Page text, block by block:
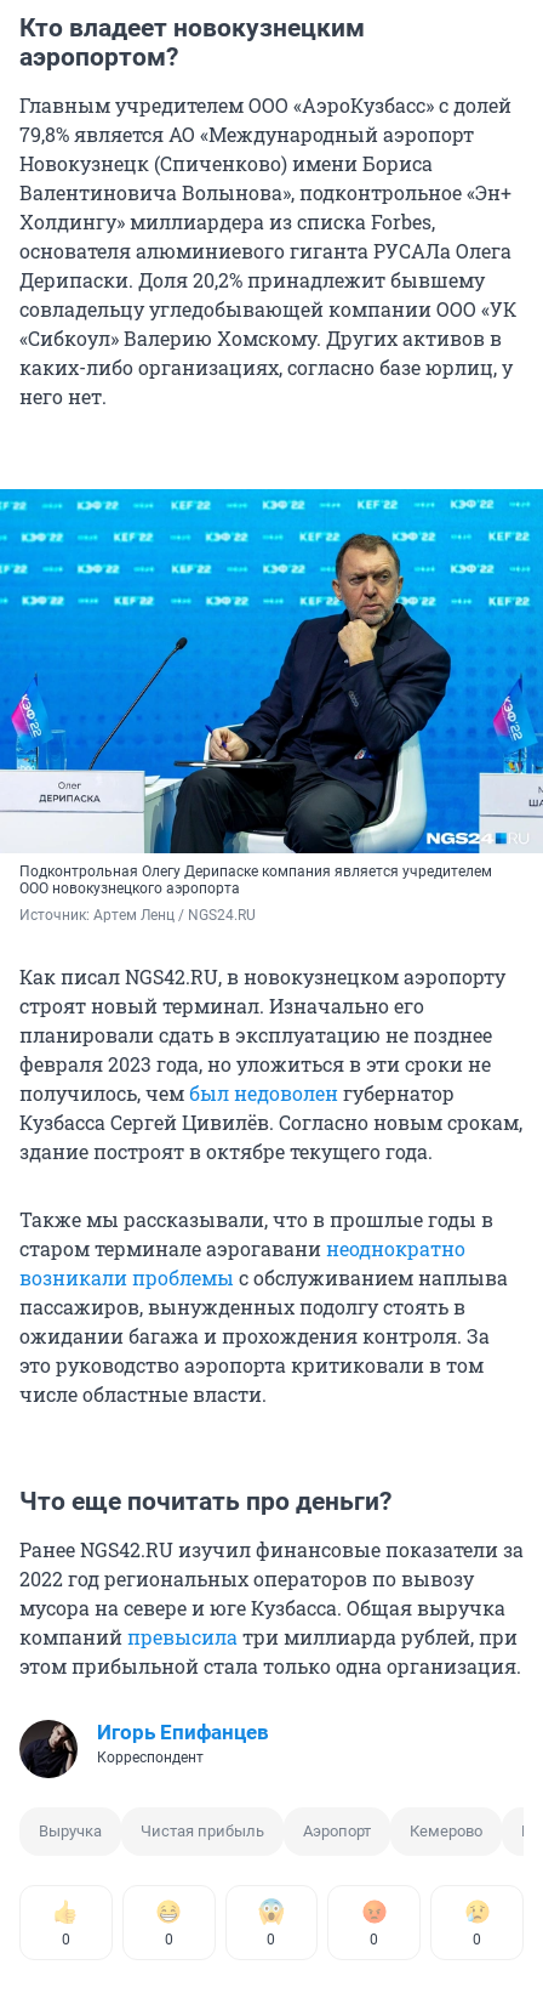
Кто владеет новокузнецким
аэропортом?
Главным учредителем ООО «АэроКузбасс» с долей
79,8% является АО «Международный аэропорт
Новокузнецк (Спиченково) имени Бориса
Валентиновича Волынова», подконтрольное «Эн+
Холдингу» миллиардера из списка Forbes,
основателя алюминиевого гиганта РУСАЛа Олега
Дерипаски. Доля 20,2% принадлежит бывшему
совладельцу угледобывающей компании ООО «УК
«Сибкоул» Валерию Хомскому. Других активов в
каких-либо организациях, согласно базе юрлиц, у
него нет.
Подконтрольная Олегу Дерипаске компания является учредителем
ООО новокузнецкого аэропорта
Источник: Артем Ленц / NGS24.RU
Как писал NGS42.RU, в новокузнецком аэропорту
строят новый терминал. Изначально его
планировали сдать в эксплуатацию не позднее
февраля 2023 года, но уложиться в эти сроки не
получилось, чембыл недоволенгубернатор
Кузбасса Сергей Цивилёв. Согласно новым срокам,
здание построят в октябре текущего года.
Также мы рассказывали, что в прошлые годы в
старом терминале аэрогаванинеоднократно
возникалипроблемы с обслуживанием наплыва
пассажиров, вынужденных подолгу стоять в
ожидании багажа и прохождения контроля. За
это руководство аэропорта критиковали в том
числе областные власти.
Что еще почитать про деньги?
Ранее NGS42.RU изучил финансовые показатели за
2022 год региональных операторов по вывозу
мусора на севере и юге Кузбасса. Общая выручка
компанийпревысила три миллиарда рублей, при
этом прибыльной стала только одна организация.
Игорь Епифанцев
Корреспондент
Выручка Чистая прибыль Аэропорт Кемерово
0 0 0 0 0